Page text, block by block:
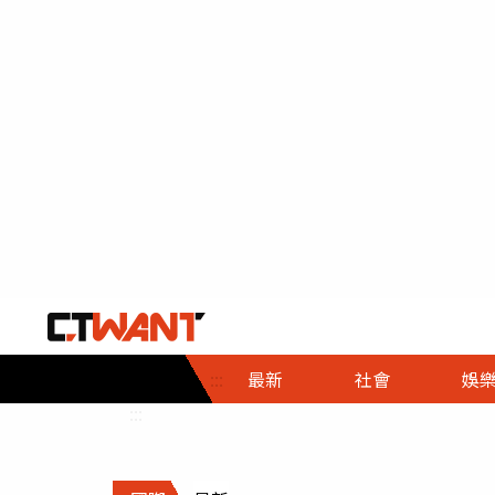
::: 最新 社會
社會首頁
時事
調查
娛樂
娛樂首頁
即時
財經首頁
熱線
政